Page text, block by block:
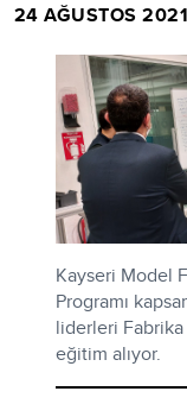
24 AĞUSTOS 2021
Kayseri Model
Programı
liderleri Fabrika
eğitim alıyor.